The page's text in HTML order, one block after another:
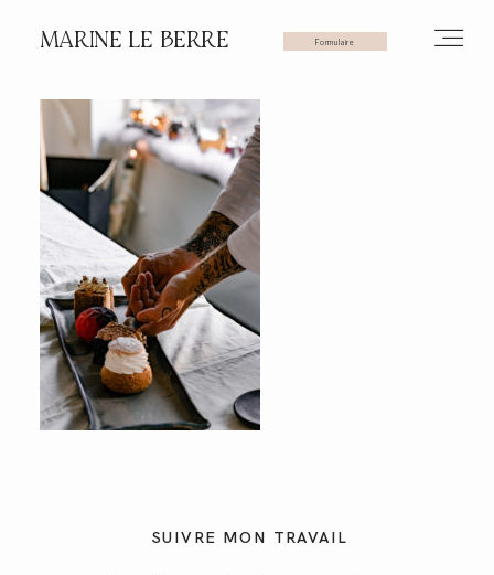
MARINE LE BERRE Formulaire
SUIVRE MON TRAVAIL
HOME
PHOTOS
VIDÉOS
SERVICES